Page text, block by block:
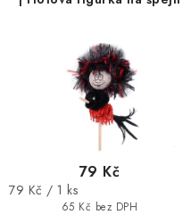
65 Kč bez DPH
79 Kč
Měrná
79 Kč / 1 ks